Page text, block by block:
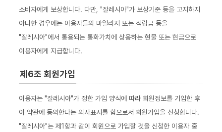
소비자에게 보상합니다. 다만, "잘레시아"가 보상기준 등을 고지하지
아니한 경우에는 이용자들의 마일리지 또는 적립금 등을
"잘레시아"에서 통용되는 통화가치에 상응하는 현물 또는 현금으로
이용자에게 지급합니다.
제6조 회원가입
이용자는 "잘레시아"가 정한 가입 양식에 따라 회원정보를 기입한 후
이 약관에 동의한다는 의사표시를 함으로서 회원가입을 신청합니다.
"잘레시아"는 제1항과 같이 회원으로 가입할 것을 신청한 이용자 중